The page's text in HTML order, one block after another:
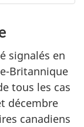
signalés en
Britannique
tous les cas
décembre
canadiens